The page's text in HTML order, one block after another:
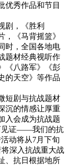
秀作品和节目
，《胜利
，《马背摇篮》
时，全国各地电
题材经典视听作
《八路军》《彭
的天空》等作品
剧与抗战题材
沉的情感让厚重
入会成为抗战题
见证——我们的抗
动将从7月下旬
深入抗战重大战
、抗日根据地所